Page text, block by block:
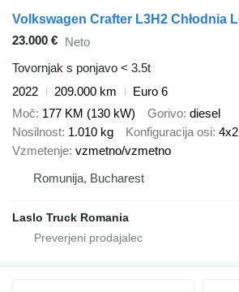
23.000 € Neto
Tovornjak s ponjavo < 3.5t
2022
209.000 km
Euro 6
Moč 177 KM (130 kW) Gorivo diesel
Nosilnost 1.010 kg Konfiguracija osi 4x2
Vzmetenje vzmetno/vzmetno
Romunija, Bucharest
Laslo Truck Romania